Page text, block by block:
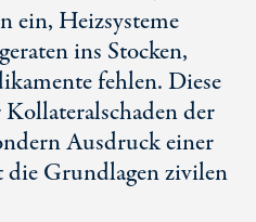
ein, Heizsysteme
ins Stocken,
fehlen. Diese
der
Ausdruck einer
Grundlagen zivilen